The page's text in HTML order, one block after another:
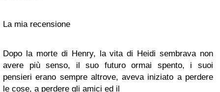
La mia recensione
Dopo la morte di Henry, la vita di Heidi sembrava non
avere più senso, il suo futuro ormai spento, i suoi
pensieri erano sempre altrove, aveva iniziato a perdere
le cose, a perdere gli amici ed il